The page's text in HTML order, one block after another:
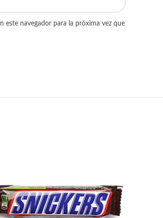
este navegador para la próxima vez que